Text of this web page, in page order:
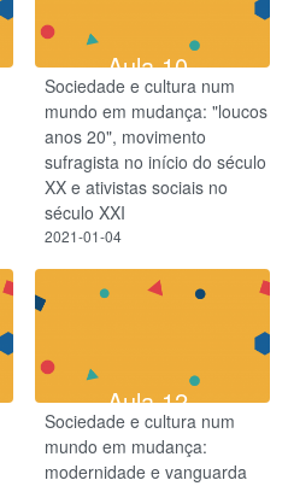
Aula 10
Sociedade e cultura num
mundo em mudança: "loucos
anos 20", movimento
sufragista no início do século
XX e ativistas sociais no
século XXI
2021-01-04
Aula 12
Sociedade e cultura num
mundo em mudança:
modernidade e vanguarda